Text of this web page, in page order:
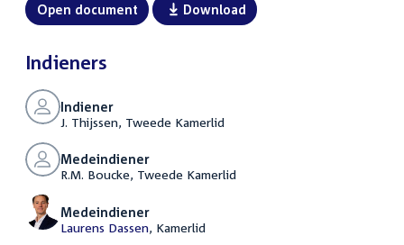
Open document Download
Indieners
Indiener
J. Thijssen, Tweede Kamerlid
Medeindiener
R.M. Boucke, Tweede Kamerlid
Medeindiener
Laurens Dassen, Kamerlid